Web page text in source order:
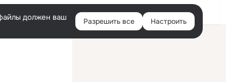
Войти
должен ваш
Разрешить все Настроить